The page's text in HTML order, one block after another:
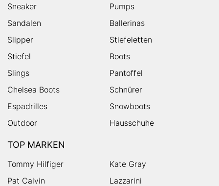
Sneaker
Pumps
Sandalen
Ballerinas
Slipper
Stiefeletten
Stiefel
Boots
Slings
Pantoffel
Chelsea Boots
Schnürer
Espadrilles
Snowboots
Outdoor
Hausschuhe
TOP MARKEN
Tommy Hilfiger
Kate Gray
Pat Calvin
Lazzarini